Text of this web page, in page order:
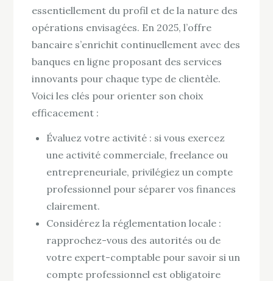
essentiellement du profil et de la nature des
opérations envisagées. En 2025, l’offre
bancaire s’enrichit continuellement avec des
banques en ligne proposant des services
innovants pour chaque type de clientèle.
Voici les clés pour orienter son choix
efficacement :
Évaluez votre activité : si vous exercez
une activité commerciale, freelance ou
entrepreneuriale, privilégiez un compte
professionnel pour séparer vos finances
clairement.
Considérez la réglementation locale :
rapprochez-vous des autorités ou de
votre expert-comptable pour savoir si un
compte professionnel est obligatoire